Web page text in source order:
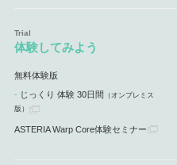
体験してみよう
無料体験版
じっくり 体験 30日間 （オンプレミス
版）
ASTERIA Warp Core体験セミナー